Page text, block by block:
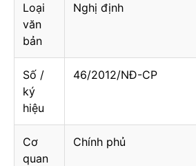
Loại
văn
bản
Nghị định
Số /
ký
hiệu
46/2012/NĐ-CP
Cơ
quan
Chính phủ